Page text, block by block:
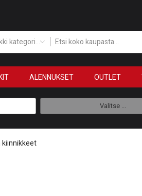
Kaikki kategoriat
ALENNUKSET OUTLET
Valitse ...
kiinnikkeet